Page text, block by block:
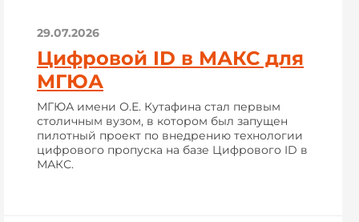
29.07.2026
Цифровой ID в МАКС для
МГЮА
МГЮА имени О.Е. Кутафина стал первым
столичным вузом, в котором был запущен
пилотный проект по внедрению технологии
цифрового пропуска на базе Цифрового ID в
МАКС.